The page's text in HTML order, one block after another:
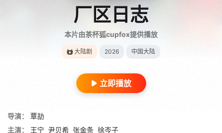
厂区日志
本片由茶杯狐cupfox提供播放
大陆剧 2026 中国大陆
立即播放
导演：
覃劼
主演：
王宁 尹贝希 张金条 徐岑子